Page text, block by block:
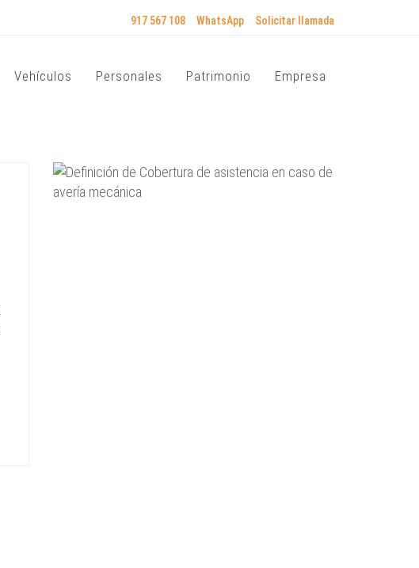
917 567 108 WhatsApp Solicitar llamada
Vehículos Personales Patrimonio Empresa